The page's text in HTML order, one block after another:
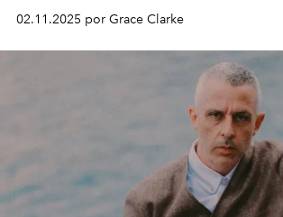
fechas en Norteamérica a partir de abril
02.11.2025 por Grace Clarke